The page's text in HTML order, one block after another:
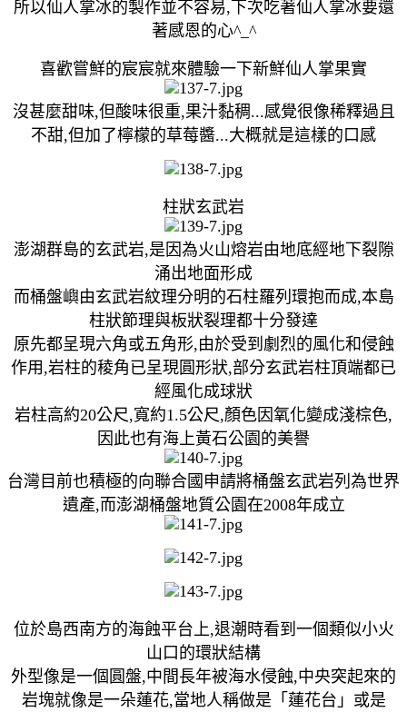
所以仙人掌冰的製作並不容易,下次吃著仙人掌冰要還
著感恩的心^_^
喜歡嘗鮮的宸宸就來體驗一下新鮮仙人掌果實
沒甚麼甜味,但酸味很重,果汁黏稠...感覺很像稀釋過且
不甜,但加了檸檬的草莓醬...大概就是這樣的口感
柱狀玄武岩
澎湖群島的玄武岩,是因為火山熔岩由地底經地下裂隙
涌出地面形成
而桶盤嶼由玄武岩紋理分明的石柱羅列環抱而成,本島
柱狀節理與板狀裂理都十分發達
原先都呈現六角或五角形,由於受到劇烈的風化和侵蝕
作用,岩柱的稜角已呈現圓形狀,部分玄武岩柱頂端都已
經風化成球狀
岩柱高約20公尺,寬約1.5公尺,顏色因氧化變成淺棕色,
因此也有海上黃石公園的美譽
台灣目前也積極的向聯合國申請將桶盤玄武岩列為世界
遺產,而澎湖桶盤地質公園在2008年成立
位於島西南方的海蝕平台上,退潮時看到一個類似小火
山口的環狀結構
外型像是一個圓盤,中間長年被海水侵蝕,中央突起來的
岩塊就像是一朵蓮花,當地人稱做是「蓮花台」或是